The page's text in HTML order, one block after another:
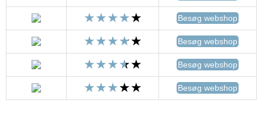
Besøg webshop
Besøg webshop
Besøg webshop
Besøg webshop